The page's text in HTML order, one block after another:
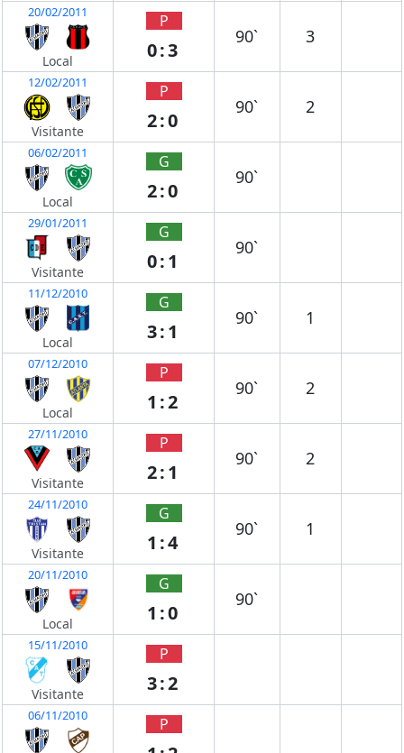
20/02/2011
Local
P
0:3
90` 3
12/02/2011
Visitante
P
2:0
90` 2
06/02/2011
Local
G
2:0
90`
29/01/2011
Visitante
G
0:1
90`
11/12/2010
Local
G
3:1
90` 1
07/12/2010
Local
P
1:2
90` 2
27/11/2010
Visitante
P
2:1
90` 2
24/11/2010
Visitante
G
1:4
90` 1
20/11/2010
Local
G
1:0
90`
15/11/2010
Visitante
P
3:2
06/11/2010 P